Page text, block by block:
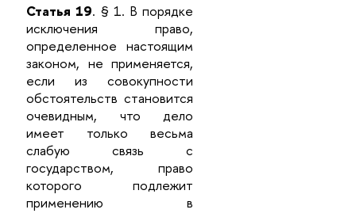
Статья 19. § 1. В порядке
исключения право,
определенное настоящим
законом, не применяется,
если из совокупности
обстоятельств становится
очевидным, что дело
имеет только весьма
слабую связь с
государством, право
которого подлежит
применению в